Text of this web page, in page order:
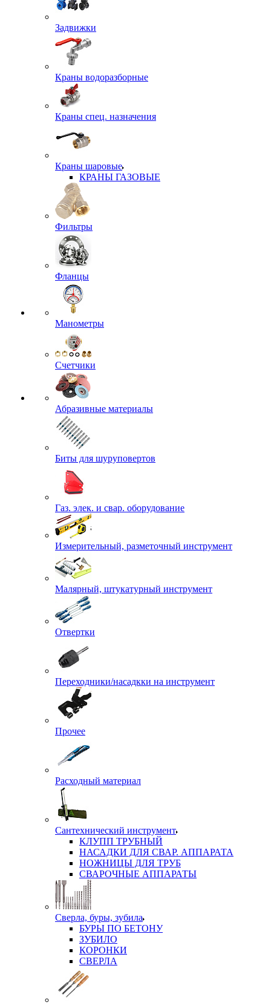
Задвижки
Краны водоразборные
Краны спец. назначения
Краны шаровые
КРАНЫ ГАЗОВЫЕ
Фильтры
Фланцы
Манометры
Счетчики
Абразивные материалы
Биты для шуруповертов
Газ. элек. и свар. оборудование
Измерительный, разметочный инструмент
Малярный, штукатурный инструмент
Отвертки
Переходники/насадкки на инструмент
Прочее
Расходный материал
Сантехнический инструмент
КЛУПП ТРУБНЫЙ
НАСАДКИ ДЛЯ СВАР. АППАРАТА
НОЖНИЦЫ ДЛЯ ТРУБ
СВАРОЧНЫЕ АППАРАТЫ
Сверла, буры, зубила
БУРЫ ПО БЕТОНУ
ЗУБИЛО
КОРОНКИ
СВЕРЛА